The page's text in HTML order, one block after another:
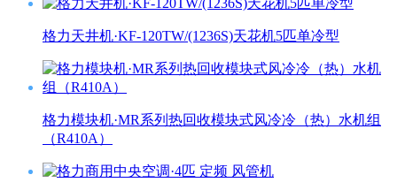
格力天井机·KF-120TW/(1236S)天花机5匹单冷型
格力模块机·MR系列热回收模块式风冷冷（热）水机组
（R410A）